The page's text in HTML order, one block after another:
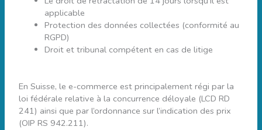
applicable
Protection des données collectées (conformité au
RGPD)
Droit et tribunal compétent en cas de litige
En Suisse, le e-commerce est principalement régi par la
loi fédérale relative à la concurrence déloyale (LCD RD
241) ainsi que par l’ordonnance sur l’indication des prix
(OIP RS 942.211).